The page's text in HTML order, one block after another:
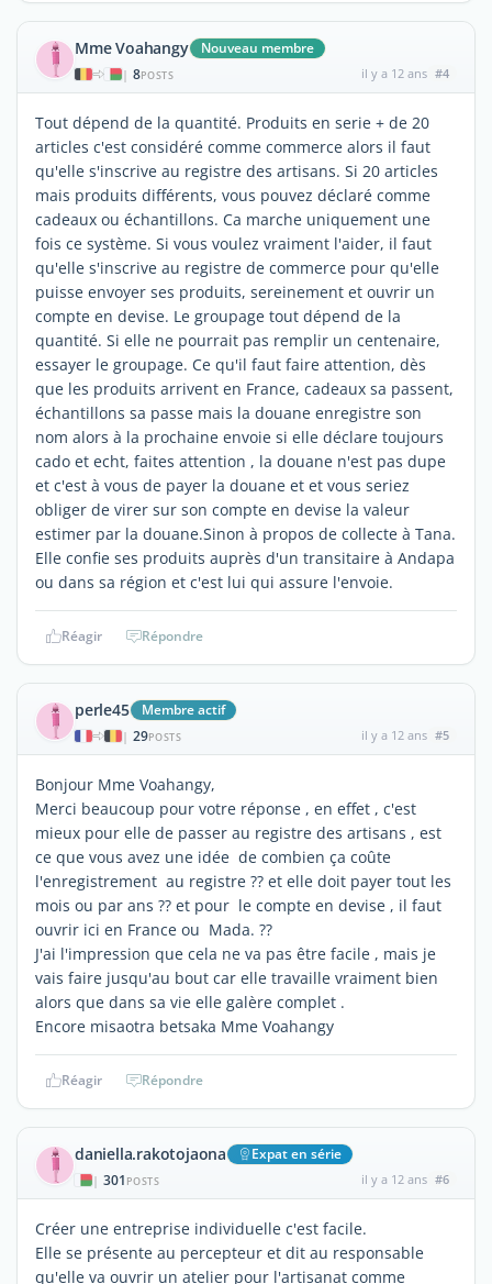
Mme Voahangy Nouveau membre
| 8POSTS il y a 12 ans #4
Tout dépend de la quantité. Produits en serie + de 20
articles c'est considéré comme commerce alors il faut
qu'elle s'inscrive au registre des artisans. Si 20 articles
mais produits différents, vous pouvez déclaré comme
cadeaux ou échantillons. Ca marche uniquement une
fois ce système. Si vous voulez vraiment l'aider, il faut
qu'elle s'inscrive au registre de commerce pour qu'elle
puisse envoyer ses produits, sereinement et ouvrir un
compte en devise. Le groupage tout dépend de la
quantité. Si elle ne pourrait pas remplir un centenaire,
essayer le groupage. Ce qu'il faut faire attention, dès
que les produits arrivent en France, cadeaux sa passent,
échantillons sa passe mais la douane enregistre son
nom alors à la prochaine envoie si elle déclare toujours
cado et echt, faites attention , la douane n'est pas dupe
et c'est à vous de payer la douane et et vous seriez
obliger de virer sur son compte en devise la valeur
estimer par la douane.Sinon à propos de collecte à Tana.
Elle confie ses produits auprès d'un transitaire à Andapa
ou dans sa région et c'est lui qui assure l'envoie.
Réagir Répondre
perle45 Membre actif
| 29POSTS il y a 12 ans #5
Bonjour Mme Voahangy,
Merci beaucoup pour votre réponse , en effet , c'est
mieux pour elle de passer au registre des artisans , est
ce que vous avez une idée de combien ça coûte
l'enregistrement au registre ?? et elle doit payer tout les
mois ou par ans ?? et pour le compte en devise , il faut
ouvrir ici en France ou Mada. ??
J'ai l'impression que cela ne va pas être facile , mais je
vais faire jusqu'au bout car elle travaille vraiment bien
alors que dans sa vie elle galère complet .
Encore misaotra betsaka Mme Voahangy
Réagir Répondre
daniella.rakotojaona Expat en série
| 301 POSTS il y a 12 ans #6
Créer une entreprise individuelle c'est facile.
Elle se présente au percepteur et dit au responsable
qu'elle va ouvrir un atelier pour l'artisanat comme